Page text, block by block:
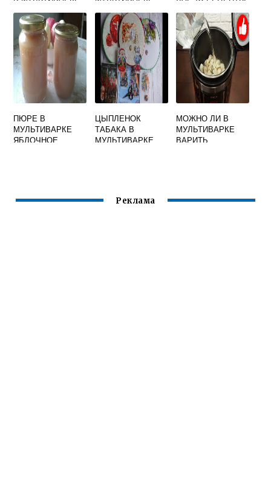
ПЮРЕ В
МУЛЬТИВАРКЕ
ЯБЛОЧНОЕ
ЦЫПЛЕНОК
ТАБАКА В
МУЛЬТИВАРКЕ
МОЖНО ЛИ В
МУЛЬТИВАРКЕ
ВАРИТЬ
Реклама